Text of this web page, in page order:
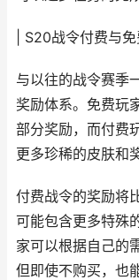
| S20战令付费与
与以往的战令赛季
奖励体系。免费玩
部分奖励，而付费
更多珍稀的皮肤和
付费战令的奖励将
可能包含更多特殊
家可以根据自己的
但即使不购买，也